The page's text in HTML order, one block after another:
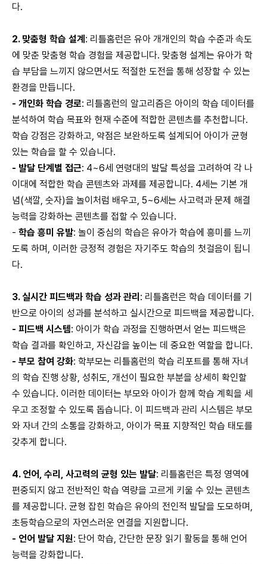
다.
2. 맞춤형 학습 설계 : 리틀홈런은 유아 개개인의 학습 수준과 속도
에 맞춘 맞춤형 학습 경험을 제공합니다. 맞춤형 설계는 유아가 학
습 부담을 느끼지 않으면서도 적절한 도전을 통해 성장할 수 있는
환경을 만듭니다.
- 개인화 학습 경로: 리틀홈런의 알고리즘은 아이의 학습 데이터를
분석하여 학습 목표와 현재 수준에 적합한 콘텐츠를 추천합니다.
학습 강점은 강화하고, 약점은 보완하도록 설계되어 아이가 균형
있는 학습을 할 수 있습니다.
- 발달 단계별 접근: 4~6세 연령대의 발달 특성을 고려하여 각 나
이대에 적합한 학습 콘텐츠와 과제를 제공합니다. 4세는 기본 개
념(색깔, 숫자)을 놀이처럼 배우고, 5~6세는 사고력과 문제 해결
능력을 강화하는 콘텐츠를 접할 수 있습니다.
- 학습 흥미 유발: 놀이 중심의 학습은 유아가 학습에 흥미를 느끼
도록 하며, 이러한 긍정적 경험은 자기주도 학습의 첫걸음이 됩니
다.
3.실시간 피드백과 학습 성과 관리 : 리틀홈런은 학습 데이터를 기
반으로 아이의 성과를 분석하고 실시간으로 피드백을 제공합니다.
- 피드백 시스템: 아이가 학습 과정을 진행하면서 얻는 피드백은
학습 결과를 확인하고, 자신감을 높이는 데 중요한 역할을 합니다.
- 부모 참여 강화: 학부모는 리틀홈런의 학습 리포트를 통해 자녀
의 학습 진행 상황, 성취도, 개선이 필요한 부분을 상세히 확인할
수 있습니다. 이러한 데이터는 부모와 아이가 함께 학습 계획을 세
우고 조정할 수 있도록 돕습니다. 이 피드백과 관리 시스템은 부모
와 자녀 간의 소통을 강화하고, 아이가 목표 지향적인 학습 태도를
갖추게 합니다.
4. 언어, 수리, 사고력의 균형 있는 발달: 리틀홈런은 특정 영역에
편중되지 않고 전반적인 학습 역량을 고르게 키울 수 있는 콘텐츠
를 제공합니다. 균형 잡힌 학습은 유아의 전인적 발달을 도모하며,
초등학습으로의 자연스러운 연결을 지원합니다.
- 언어 발달 지원: 단어 학습, 간단한 문장 읽기 활동을 통해 언어
능력을 강화합니다.